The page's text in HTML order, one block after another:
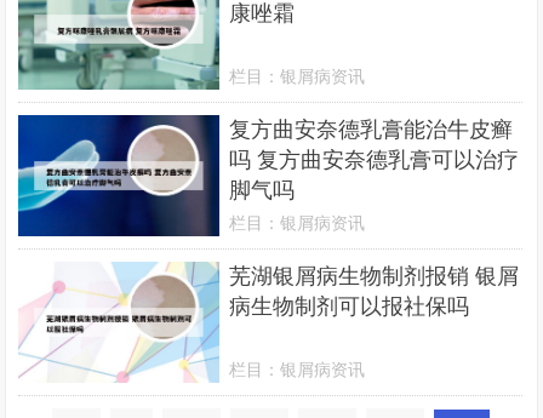
康唑霜
栏目：银屑病资讯
复方曲安奈德乳膏能治牛皮癣
吗 复方曲安奈德乳膏可以治疗
脚气吗
栏目：银屑病资讯
芜湖银屑病生物制剂报销 银屑
病生物制剂可以报社保吗
栏目：银屑病资讯